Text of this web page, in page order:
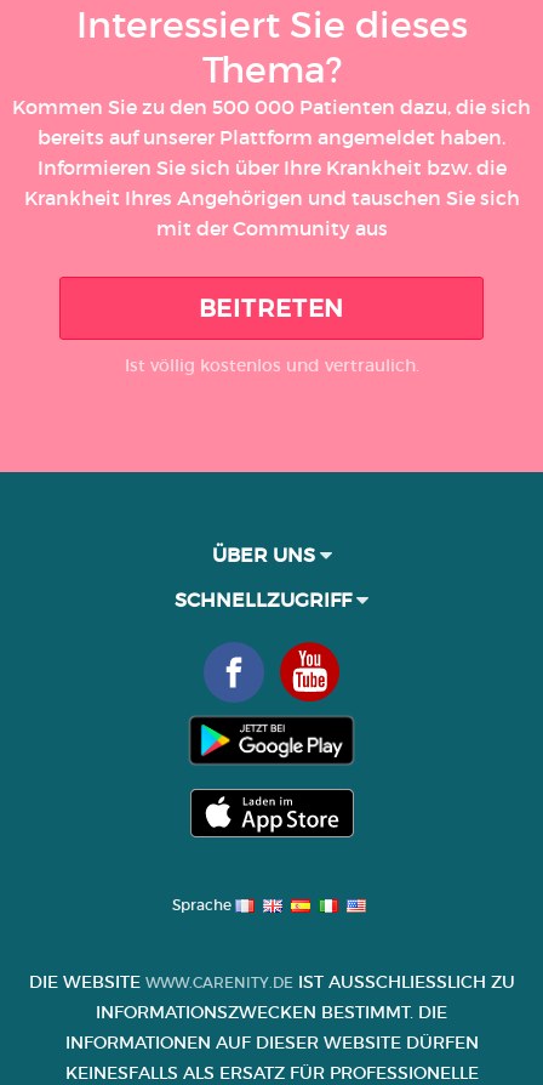
Interessiert Sie dieses
Thema?
Kommen Sie zu den 500 000 Patienten dazu, die sich
bereits auf unserer Plattform angemeldet haben.
Informieren Sie sich über Ihre Krankheit bzw. die
Krankheit Ihres Angehörigen und tauschen Sie sich
mit der Community aus
BEITRETEN
Ist völlig kostenlos und vertraulich.
ÜBER UNS
SCHNELLZUGRIFF
Sprache
DIE WEBSITE WWW.CARENITY.DE IST AUSSCHLIESSLICH ZU I
NFORMATIONSZWECKEN BESTIMMT. DIE I
NFORMATIONEN AUF DIESER WEBSITE DÜRFEN K
EINESFALLS ALS ERSATZ FÜR PROFESSIONELLE B